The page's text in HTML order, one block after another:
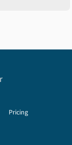
Pricing